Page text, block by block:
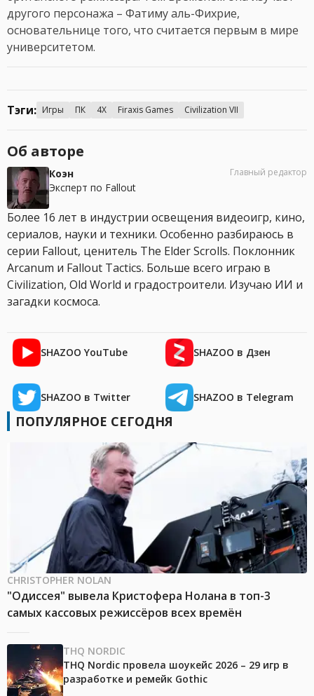
другого персонажа – Фатиму аль-Фихрие,
основательнице того, что считается первым в мире
университетом.
Тэги: Игры ПК 4X Firaxis Games Civilization VII
Об авторе
Коэн
Эксперт по Fallout
Главный редактор
Более 16 лет в индустрии освещения видеоигр, кино,
сериалов, науки и техники. Особенно разбираюсь в
серии Fallout, ценитель The Elder Scrolls. Поклонник
Arcanum и Fallout Tactics. Больше всего играю в
Civilization, Old World и градостроители. Изучаю ИИ и
загадки космоса.
SHAZOO YouTube SHAZOO в Дзен
SHAZOO в Twitter SHAZOO в Telegram
ПОПУЛЯРНОЕ СЕГОДНЯ
CHRISTOPHER NOLAN
"Одиссея" вывела Кристофера Нолана в топ-3
самых кассовых режиссёров всех времён
THQ NORDIC
THQ Nordic провела шоукейс 2026 – 29 игр в
разработке и ремейк Gothic